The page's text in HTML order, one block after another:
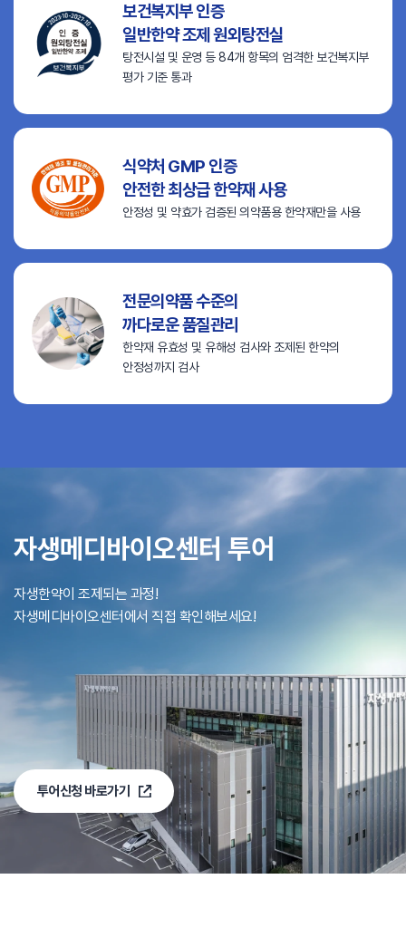
보건복지부 인증
일반한약 조제 원외탕전실
탕전시설 및 운영 등 84개 항목의 엄격한 보건복지부
평가 기준 통과
식약처 GMP 인증
안전한 최상급 한약재 사용
안정성 및 약효가 검증된 의약품용 한약재만을 사용
전문의약품 수준의
까다로운 품질관리
한약재 유효성 및 유해성 검사와 조제된 한약의
안정성까지 검사
자생메디바이오센터 투어
자생한약이 조제되는 과정!
자생메디바이오센터에서 직접 확인해보세요!
투어신청 바로가기